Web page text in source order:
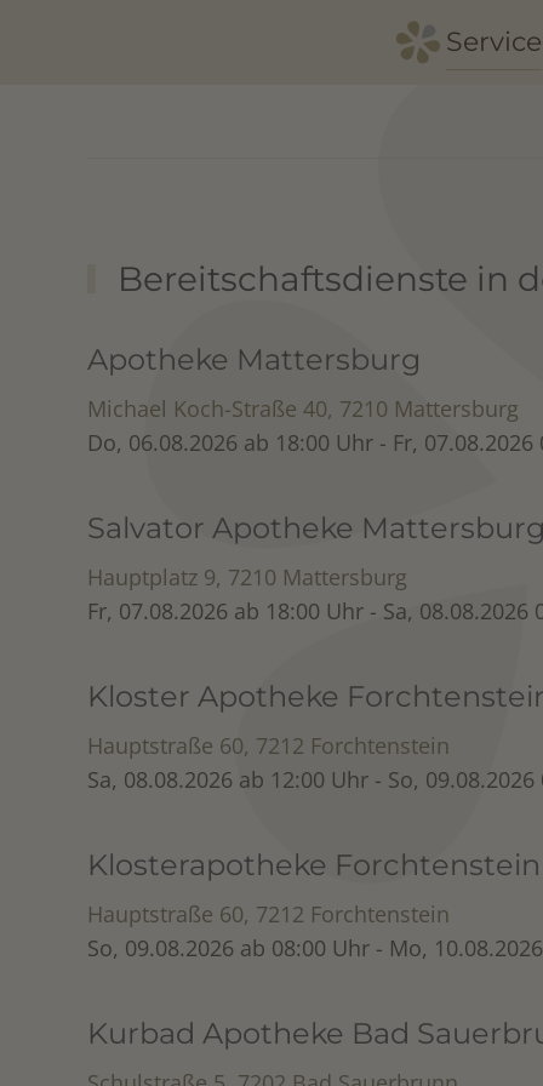
Service
Bereitschaftsdienste in
Apotheke Mattersburg
Michael Koch-Straße 40, 7210 Mattersburg
Do, 06.08.2026 ab 18:00 Uhr - Fr, 07.08.2026
Salvator Apotheke
Hauptplatz 9, 7210 Mattersburg
Fr, 07.08.2026 ab 18:00 Uhr - Sa, 08.08.2026
Kloster Apotheke
Hauptstraße 60, 7212 Forchtenstein
Sa, 08.08.2026 ab 12:00 Uhr - So,
Klosterapotheke Forchtenstein
Hauptstraße 60, 7212 Forchtenstein
So, 09.08.2026 ab 08:00 Uhr - Mo,
Kurbad Apotheke Bad